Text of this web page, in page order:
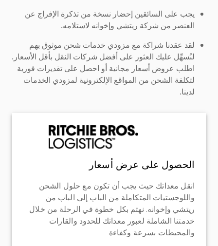
يجب على السائقين إحضار نسخة من تذكرة الإفراج عن
العنصر من شركة ريتشي وإخوانه لاستلامه.
لقد عقدنا شراكة مع مزودي خدمات شحن موثوق بهم
لنُسهِّل عليك العثور على أفضل شركات النقل بأقل الأسعار.
اطلب عروض أسعار مجانية أو احصل على تقديرات فورية
لتكلفة الشحن من المواقع الإلكترونية لمزودي الخدمات
لدينا.
الحصول على عرض أسعار
انقل معداتك حيث يجب أن تكون مع حلول الشحن
واللوجستيات المتكاملة من الباب إلى الباب من
ريتشي وإخوانه. نهتم بكل خطوة في الرحلة من خلال
خدمتنا الشاملة لعبور معداتك للحدود والقارات
والمحيطات بسرعة وكفاءة